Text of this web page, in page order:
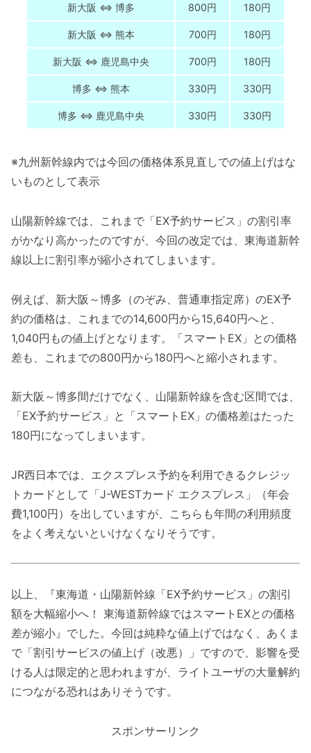
新大阪 ⇔ 博多 800円 180円
新大阪 ⇔ 熊本 700円 180円
新大阪 ⇔ 鹿児島中央 700円 180円
博多 ⇔ 熊本 330円 330円
博多 ⇔ 鹿児島中央 330円 330円
※九州新幹線内では今回の価格体系見直しでの値上げはな
いものとして表示
山陽新幹線では、これまで「EX予約サービス」の割引率
がかなり高かったのですが、今回の改定では、東海道新幹
線以上に割引率が縮小されてしまいます。
例えば、新大阪～博多（のぞみ、普通車指定席）のEX予
約の価格は、これまでの14,600円から15,640円へと、
1,040円もの値上げとなります。「スマートEX」との価格
差も、これまでの800円から180円へと縮小されます。
新大阪～博多間だけでなく、山陽新幹線を含む区間では、
「EX予約サービス」と「スマートEX」の価格差はたった
180円になってしまいます。
JR西日本では、エクスプレス予約を利用できるクレジッ
トカードとして「J-WESTカード エクスプレス」（年会
費1,100円）を出していますが、こちらも年間の利用頻度
をよく考えないといけなくなりそうです。
以上、『東海道・山陽新幹線「EX予約サービス」の割引
額を大幅縮小へ！ 東海道新幹線ではスマートEXとの価格
差が縮小』でした。今回は純粋な値上げではなく、あくま
で「割引サービスの値上げ（改悪）」ですので、影響を受
ける人は限定的と思われますが、ライトユーザの大量解約
につながる恐れはありそうです。
スポンサーリンク